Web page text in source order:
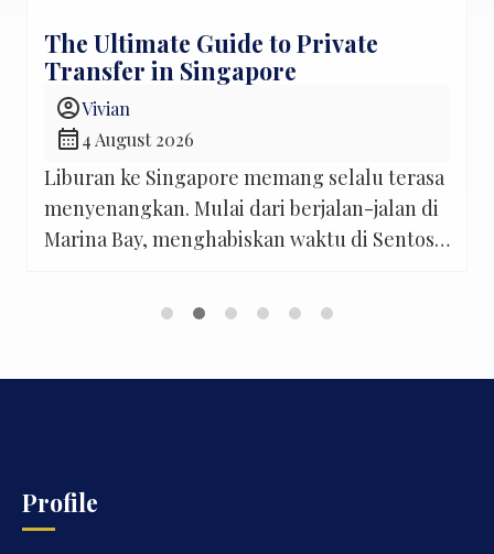
The Ultimate Guide to Private
Transfer in Singapore
account_circleVivian
calendar_month4 August 2026
Liburan ke Singapore memang selalu terasa
menyenangkan. Mulai dari berjalan-jalan di
Marina Bay, menghabiskan waktu di Sentosa,
Zoo atau Universal Studios Singapore.
Profile